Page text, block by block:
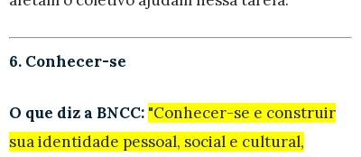
6. Conhecer-se
O que diz a BNCC: "Conhecer-se e construir
sua identidade pessoal, social e cultural,